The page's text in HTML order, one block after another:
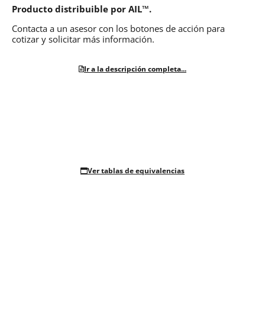
Producto distribuible por AIL™.
Contacta a un asesor con los botones de acción para
cotizar y solicitar más información.
Ir a la descripción completa...
Ver tablas de equivalencias